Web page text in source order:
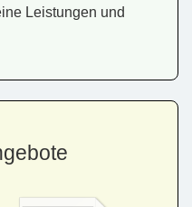
Leistungen und